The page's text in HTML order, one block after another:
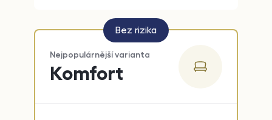
Bez rizika
Nejpopulárnější varianta
Komfort